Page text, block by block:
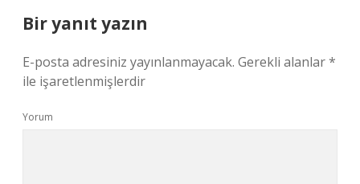
Bir yanıt yazın
E-posta adresiniz yayınlanmayacak. Gerekli alanlar*
ile işaretlenmişlerdir
Yorum